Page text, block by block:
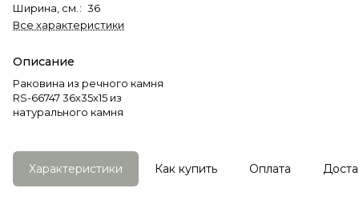
Ширина, см. : 36
Все характеристики
Описание
Раковина из речного камня
RS-66747 36х35х15 из
натурального камня
Характеристики Как купить Оплата